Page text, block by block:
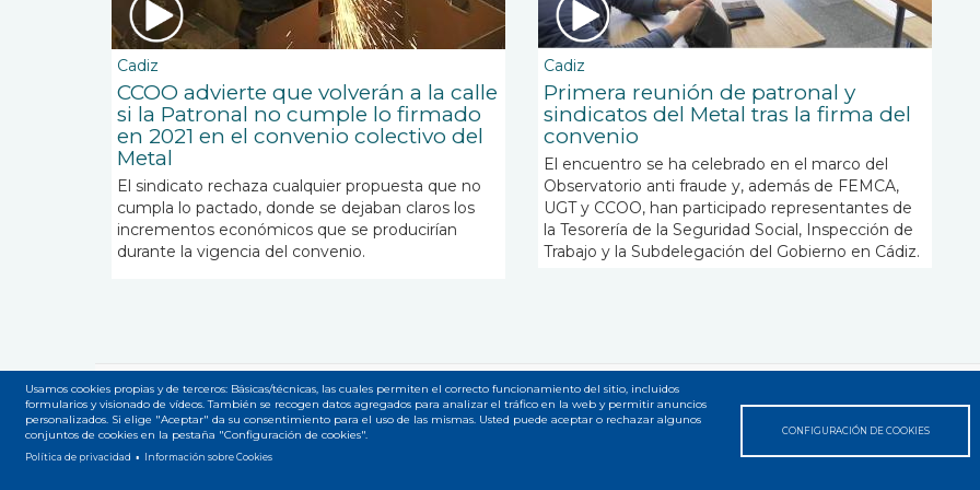
Cadiz
CCOO advierte que volverán a la calle
si la Patronal no cumple lo firmado
en 2021 en el convenio colectivo del
Metal
El sindicato rechaza cualquier propuesta que no
cumpla lo pactado, donde se dejaban claros los
incrementos económicos que se producirían
durante la vigencia del convenio.
Cadiz
Primera reunión de patronal y
sindicatos del Metal tras la firma del
convenio
El encuentro se ha celebrado en el marco del
Observatorio anti fraude y, además de FEMCA,
UGT y CCOO, han participado representantes de
la Tesorería de la Seguridad Social, Inspección de
Trabajo y la Subdelegación del Gobierno en Cádiz.
Menú
del
Accesibilidad Privacidad Legal Cookies Mapa web
Usamos cookies propias y de terceros: Básicas/técnicas, las cuales permiten el correcto funcionamiento del sitio, incluidos
formularios y visionado de vídeos. También se recogen datos agregados para analizar el tráfico en la web y permitir anuncios
personalizados. Si elige "Aceptar" da su consentimiento para el uso de las mismas. Usted puede aceptar o rechazar algunos
conjuntos de cookies en la pestaña "Configuración de cookies".
Política de privacidad Información sobre Cookies
CONFIGURACIÓN DE COOKIES